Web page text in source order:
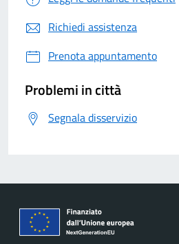
Richiedi assistenza
Prenota appuntamento
Problemi in città
Segnala disservizio